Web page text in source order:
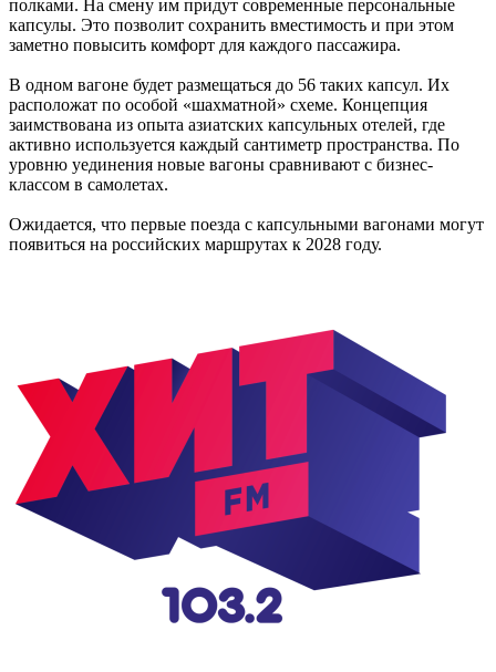
полками. На смену им придут современные персональные
капсулы. Это позволит сохранить вместимость и при этом
заметно повысить комфорт для каждого пассажира.
В одном вагоне будет размещаться до 56 таких капсул. Их
расположат по особой «шахматной» схеме. Концепция
заимствована из опыта азиатских капсульных отелей, где
активно используется каждый сантиметр пространства. По
уровню уединения новые вагоны сравнивают с бизнес-
классом в самолетах.
Ожидается, что первые поезда с капсульными вагонами могут
появиться на российских маршрутах к 2028 году.